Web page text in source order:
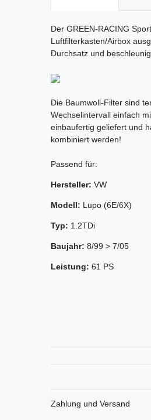
Der GREEN-RACING
Luftfilterkasten/Airbox
Durchsatz und
Die Baumwoll-Filter sind
Wechselintervall einfach
einbaufertig geliefert und
kombiniert werden!
Passend für:
Hersteller: VW
Modell: Lupo (6E/6X)
Typ: 1.2TDi
Baujahr: 8/99 > 7/05
Leistung: 61 PS
Zahlung und Versand